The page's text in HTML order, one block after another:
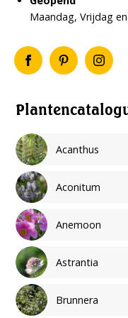
Acanthus
Aconitum
Anemoon
Astrantia
Brunnera
Maandag, Vrijdag